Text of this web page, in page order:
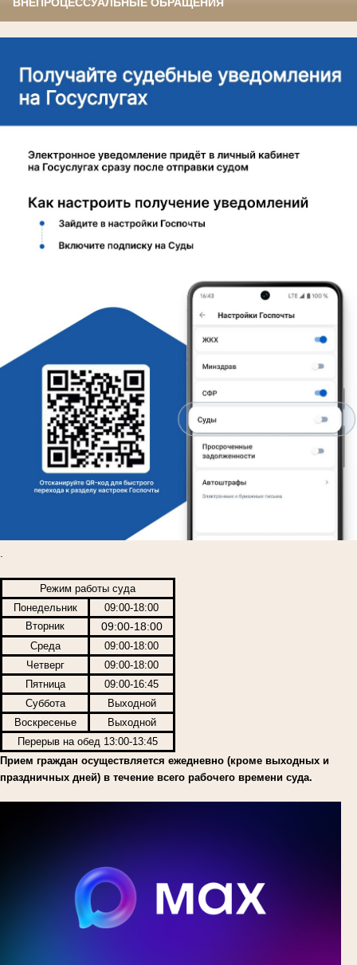
Режим работы суда
Понедельник
09:00-18:00
Вторник
09:00-18:00
Среда
09:00-18:00
Четверг
09:00-18:00
Пятница
09:00-16:45
Суббота
Выходной
Воскресенье
Выходной
Перерыв на обед 13:00-13:45
Прием граждан осуществляется ежедневно (кроме выходных и
праздничных дней) в течение всего рабочего времени суда.